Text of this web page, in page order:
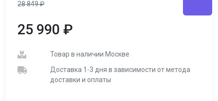
28 849₽
25 990 ₽
Товар в наличии Москве
Доставка 1-3 дня в зависимости от метода
доставки и оплаты